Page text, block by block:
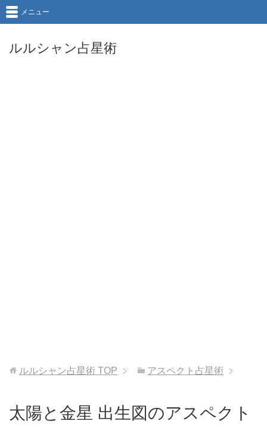
ルルシャン占星術
メニュー
ルルシャン占星術 TOP アスペクト占星術
太陽と金星 出生図のアスペクト